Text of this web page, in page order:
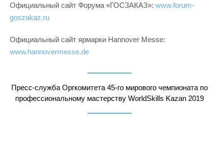
Официальный сайт Форума «ГОСЗАКАЗ»: www.forum-
goszakaz.ru
Официальный сайт ярмарки Hannover Messe:
www.hannovermesse.de
Пресс-служба Оргкомитета 45-го мирового чемпионата по
профессиональному мастерству WorldSkills Kazan 2019